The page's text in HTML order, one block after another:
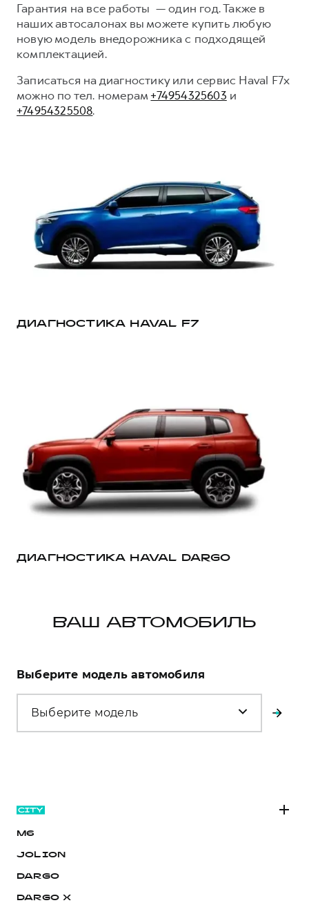
HAVAL Лизинг
АКСЕССУАРЫ HAVAL
Автомобильные аксессуары
Коллекция CITY
АКСЕССУАРЫ HAVAL
Коллекция CITY
Коллекция Базовая
Коллекция Детская
Гарантия на все работы — один год. Также в
наших автосалонах вы можете купить любую
новую модель внедорожника с подходящей
комплектацией.
Записаться на диагностику или сервис Haval F7x
можно по тел. номерам +74954325603 и
+74954325508.
ДИАГНОСТИКА HAVAL F7
ДИАГНОСТИКА HAVAL DARGO
ВАШ АВТОМОБИЛЬ
Выберите модель автомобиля
Выберите модель
M6
JOLION
DARGO
DARGO Х